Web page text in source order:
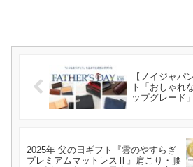
【ノイジャパ
ト「おしゃれ
ップグレード
2025年 父の日ギフト『雲のやすらぎ
プレミアムマットレスⅡ』肩こり・腰